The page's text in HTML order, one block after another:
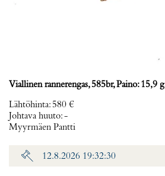
Viallinen rannerengas, 585br, Paino: 15,9 g
Lähtöhinta: 580 €
Johtava huuto:-
Myyrmäen Pantti
12.8.2026 19:32:30